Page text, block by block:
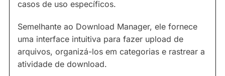
casos de uso específicos.
Semelhante ao Download Manager, ele fornece
uma interface intuitiva para fazer upload de
arquivos, organizá-los em categorias e rastrear a
atividade de download.